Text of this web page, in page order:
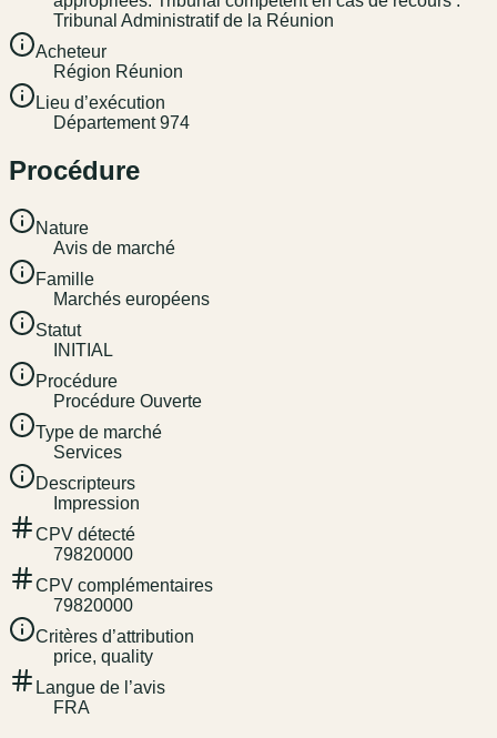
Tribunal Administratif de la Réunion
Acheteur
Région Réunion
Lieu d’exécution
Département 974
Procédure
Nature
Avis de marché
Famille
Marchés européens
Statut
INITIAL
Procédure
Procédure Ouverte
Type de marché
Services
Descripteurs
Impression
CPV détecté
79820000
CPV complémentaires
79820000
Critères d’attribution
price, quality
Langue de l’avis
FRA